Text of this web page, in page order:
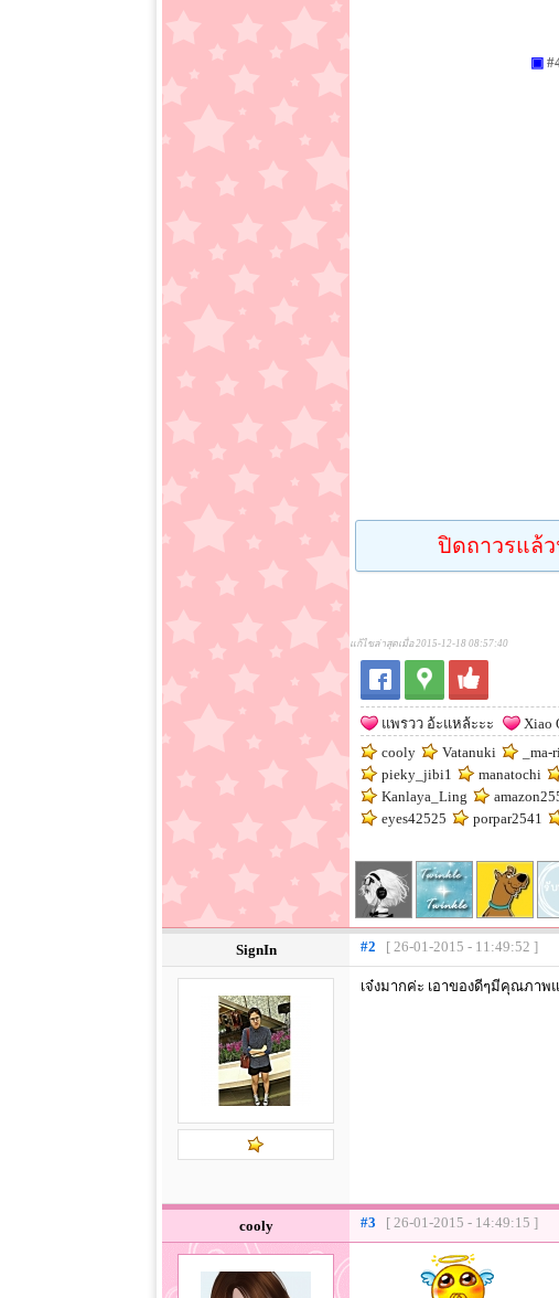
▣
ปิดถาวรแล้
แก้ไขล่าสุดเมื่อ 2015-12-18 08:57:40
แพรวว อ้ะแหล้ะะะ Xiao
cooly
Vatanuki _ma-
pieky_jibi1
manatochi
Kanlaya_Ling
eyes42525
porpar2541
SignIn #2 [ 26-01-2015 - 11:49:52 ]
เจ๋งมากค่ะ เอาของดีๆมีคุณภา
cooly #3 [ 26-01-2015 - 14:49:15 ]